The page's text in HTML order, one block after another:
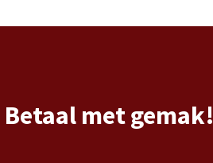
Betaal met gemak!